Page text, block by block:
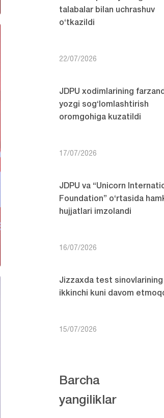
talabalar bilan uchrashuv
o‘tkazildi
22/07/2026
JDPU xodimlarining
yozgi sog‘lomlashtirish
oromgohiga kuzatildi
17/07/2026
JDPU va “Unicorn
Foundation” o‘rtasida
hujjatlari imzolandi
16/07/2026
Jizzaxda test sinovlarining
ikkinchi kuni davom
15/07/2026
Barcha
yangiliklar